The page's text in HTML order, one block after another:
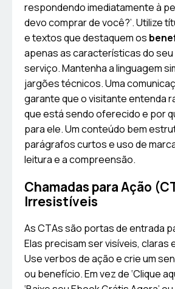
respondendo imediatamente à
devo comprar de você?’. Utilize
e textos que destaquem os
apenas as características do
serviço. Mantenha a linguagem
jargões técnicos. Uma
garante que o visitante entenda
que está sendo oferecido e por
para ele. Um conteúdo bem
parágrafos curtos e uso de
leitura e a compreensão.
Chamadas para Ação
Irresistíveis
As CTAs são portas de entrada
Elas precisam ser visíveis, claras
Use verbos de ação e crie um
ou benefício. Em vez de ‘Clique